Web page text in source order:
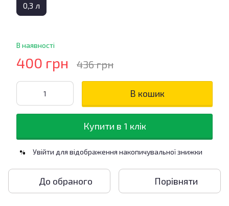
0,3 л
В наявності
400 грн 436 грн
В кошик
Купити в 1 клік
% Увійти для відображення накопичувальної знижки
До обраного Порівняти